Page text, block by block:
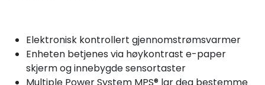
Elektronisk kontrollert gjennomstrømsvarmer
Enheten betjenes via høykontrast e-paper
skjerm og innebygde sensortaster
Multiple Power System MPS® lar deg bestemme